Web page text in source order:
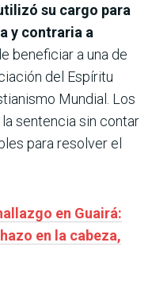
su cargo para
y contraria a
beneficiar a una de
del Espíritu
Mundial. Los
sentencia sin contar
para resolver el
en Guairá:
en la cabeza,